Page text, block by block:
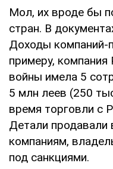
Мол, их вроде бы
стран. В
Доходы компаний-
примеру,
войны имела 5
5 млн леев (250
время торговли с
Детали продавали
компаниям,
под санкциями.